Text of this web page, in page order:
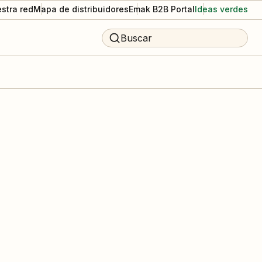
redMapa de distribuidoresEmak B2B PortalIdeas verdes
Buscar